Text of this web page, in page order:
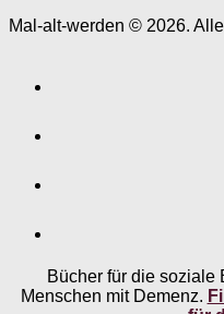
Mal-alt-werden © 2026.
Bücher für die soziale
Menschen mit Demenz.